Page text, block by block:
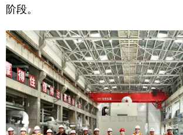
地方频道
北京 天津 河北
辽宁 吉林 上海
浙江 安徽 福建
山东 河南 湖北
阶段。